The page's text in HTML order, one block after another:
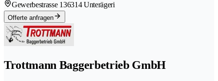
Gewerbestrasse 136314 Unterägeri
Offerte anfragen
Trottmann Baggerbetrieb GmbH